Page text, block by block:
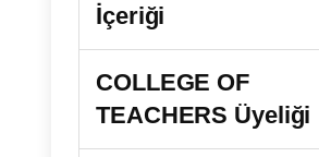
İçeriği
COLLEGE OF
TEACHERS Üyeliği